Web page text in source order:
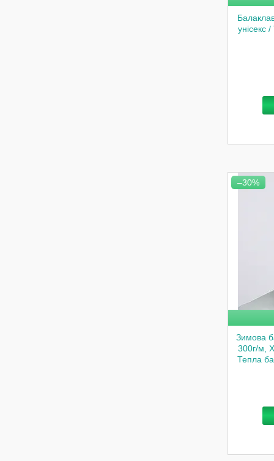
унісекс
–30%
Зимова
300г/м,
Тепла